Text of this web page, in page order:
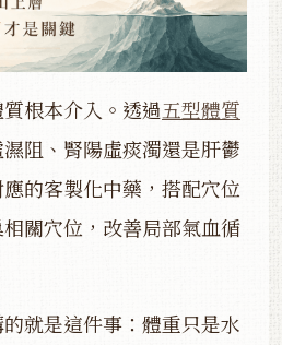
根本介入。透過五型體質
濕阻、腎陽虛痰濁還是肝鬱
的客製化中藥，搭配穴位
關穴位，改善局部氣血循
的就是這件事：體重只是水